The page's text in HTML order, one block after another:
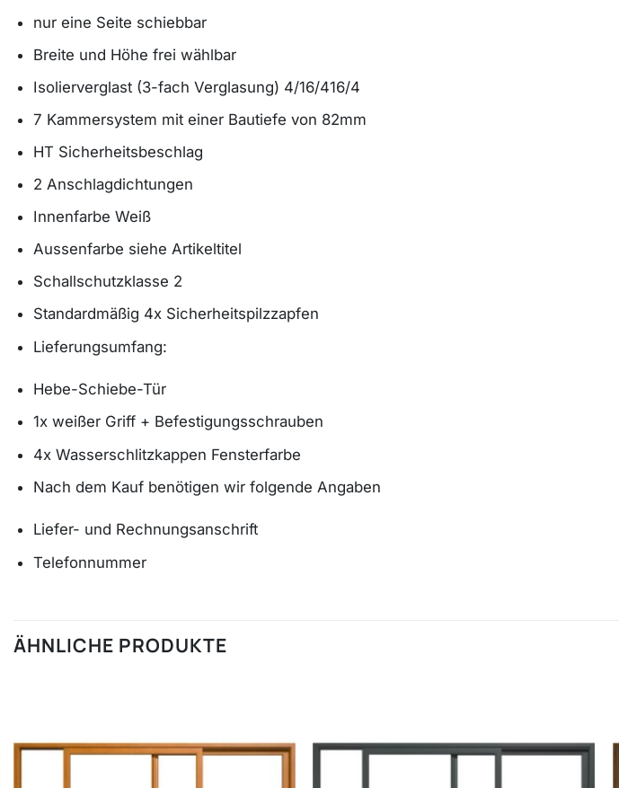
nur eine Seite schiebbar
Breite und Höhe frei wählbar
Isolierverglast (3-fach Verglasung) 4/16/416/4
7 Kammersystem mit einer Bautiefe von 82mm
HT Sicherheitsbeschlag
2 Anschlagdichtungen
Innenfarbe Weiß
Aussenfarbe siehe Artikeltitel
Schallschutzklasse 2
Standardmäßig 4x Sicherheitspilzzapfen
Lieferungsumfang:
Hebe-Schiebe-Tür
1x weißer Griff + Befestigungsschrauben
4x Wasserschlitzkappen Fensterfarbe
Nach dem Kauf benötigen wir folgende Angaben
Liefer- und Rechnungsanschrift
Telefonnummer
ÄHNLICHE PRODUKTE